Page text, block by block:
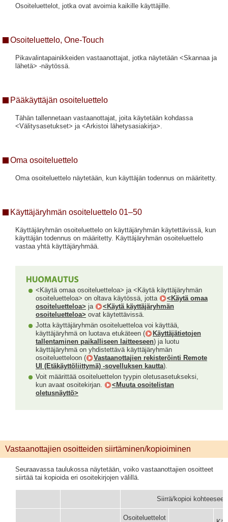
Osoiteluettelot, jotka ovat avoimia kaikille käyttäjille.
Osoiteluettelo, One-Touch
Pikavalintapainikkeiden vastaanottajat, jotka näytetään <Skannaa ja
lähetä> -näytössä.
Pääkäyttäjän osoiteluettelo
Tähän tallennetaan vastaanottajat, joita käytetään kohdassa
<Välitysasetukset> ja <Arkistoi lähetysasiakirja>.
Oma osoiteluettelo
Oma osoiteluettelo näytetään, kun käyttäjän todennus on määritetty.
Käyttäjäryhmän osoiteluettelo 01–50
Käyttäjäryhmän osoiteluettelo on käyttäjäryhmän käytettävissä, kun
käyttäjän todennus on määritetty. Käyttäjäryhmän osoiteluettelo
vastaa yhtä käyttäjäryhmää.
<Käytä omaa osoiteluetteloa> ja <Käytä käyttäjäryhmän
osoiteluetteloa> on oltava käytössä, jotta
<Käytä omaa
osoiteluetteloa> ja
<Käytä käyttäjäryhmän
osoiteluetteloa> ovat käytettävissä.
Jotta käyttäjäryhmän osoiteluetteloa voi käyttää,
käyttäjäryhmä on luotava etukäteen (
Käyttäjätietojen
tallentaminen paikalliseen laitteeseen) ja luotu
käyttäjäryhmä on yhdistettävä käyttäjäryhmän
osoiteluetteloon (
Vastaanottajien rekisteröinti Remote
UI (Etäkäyttöliittymä) -sovelluksen kautta).
Voit määrittää osoiteluettelon tyypin oletusasetukseksi,
kun avaat osoitekirjan.
<Muuta osoitelistan
oletusnäyttö>
Vastaanottajien osoitteiden siirtäminen/kopioiminen
Seuraavassa taulukossa näytetään, voiko vastaanottajien osoitteet
siirtää tai kopioida eri osoitekirjojen välillä.
Siirrä/kopioi
Osoiteluettelot